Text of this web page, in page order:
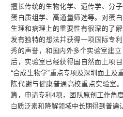
擅长传统的生物化学、遗传学、分
蛋白质组学、高通量筛选等。对蛋
生理和病理上的重要性有很深的了
发有独特的想法并获得一项国际专
秀的声誉，和国内外多个实验室建
后，实验室已经获得国自然面上项
“合成生物学”重点专项及深圳面上及
陈代谢与健康普通高校重点实验室
篇，申请专利4项，团队原创工作角
白质泛素和降解领域中长期得到普遍